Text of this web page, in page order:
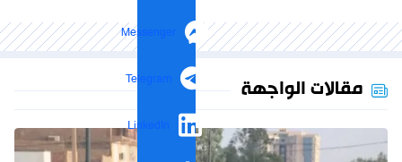
Messenger
Telegram
LinkedIn
مقالات الواجهة